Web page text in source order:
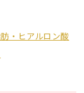
・ヒアルロン酸